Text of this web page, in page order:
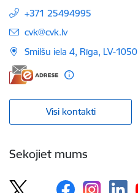
+371 25494995
E-pasts:
cvk@cvk.lv
Smilšu iela 4, Rīga, LV-1050
Visi kontakti
Sekojiet mums